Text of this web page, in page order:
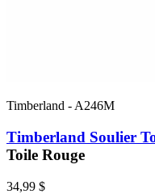
Timberland -A246M
Timberland Soulier
Toile Rouge
34,99 $